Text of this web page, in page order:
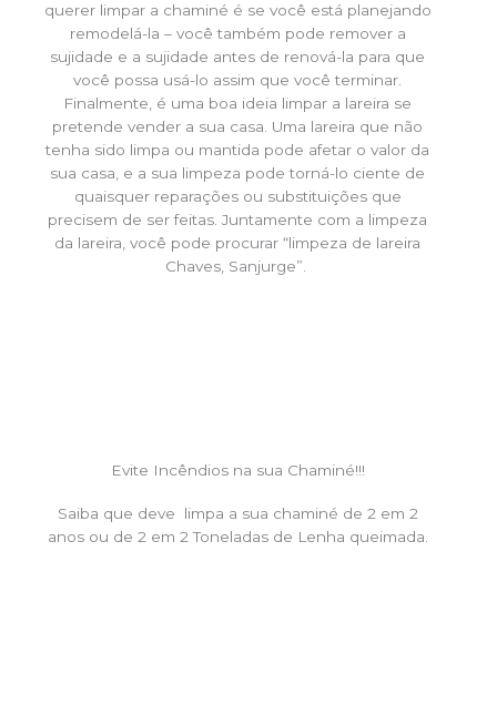
querer limpar a chaminé é se você está planejando
remodelá-la – você também pode remover a
sujidade e a sujidade antes de renová-la para que
você possa usá-lo assim que você terminar.
Finalmente, é uma boa ideia limpar a lareira se
pretende vender a sua casa. Uma lareira que não
tenha sido limpa ou mantida pode afetar o valor da
sua casa, e a sua limpeza pode torná-lo ciente de
quaisquer reparações ou substituições que
precisem de ser feitas. Juntamente com a limpeza
da lareira, você pode procurar “limpeza de lareira
Chaves, Sanjurge”.
Evite Incêndios na sua Chaminé!!!
Saiba que deve limpa a sua chaminé de 2 em 2
anos ou de 2 em 2 Toneladas de Lenha queimada.